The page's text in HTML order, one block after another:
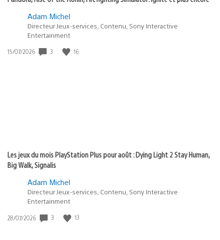
Adam Michel
Directeur Jeux-services, Contenu, Sony Interactive
Entertainment
Date
15/07/2026 3 16
Les jeux du mois PlayStation Plus pour août : Dying Light 2 Stay Human,
Big Walk, Signalis
Adam Michel
Directeur Jeux-services, Contenu, Sony Interactive
Entertainment
Date
28/07/2026 3 13